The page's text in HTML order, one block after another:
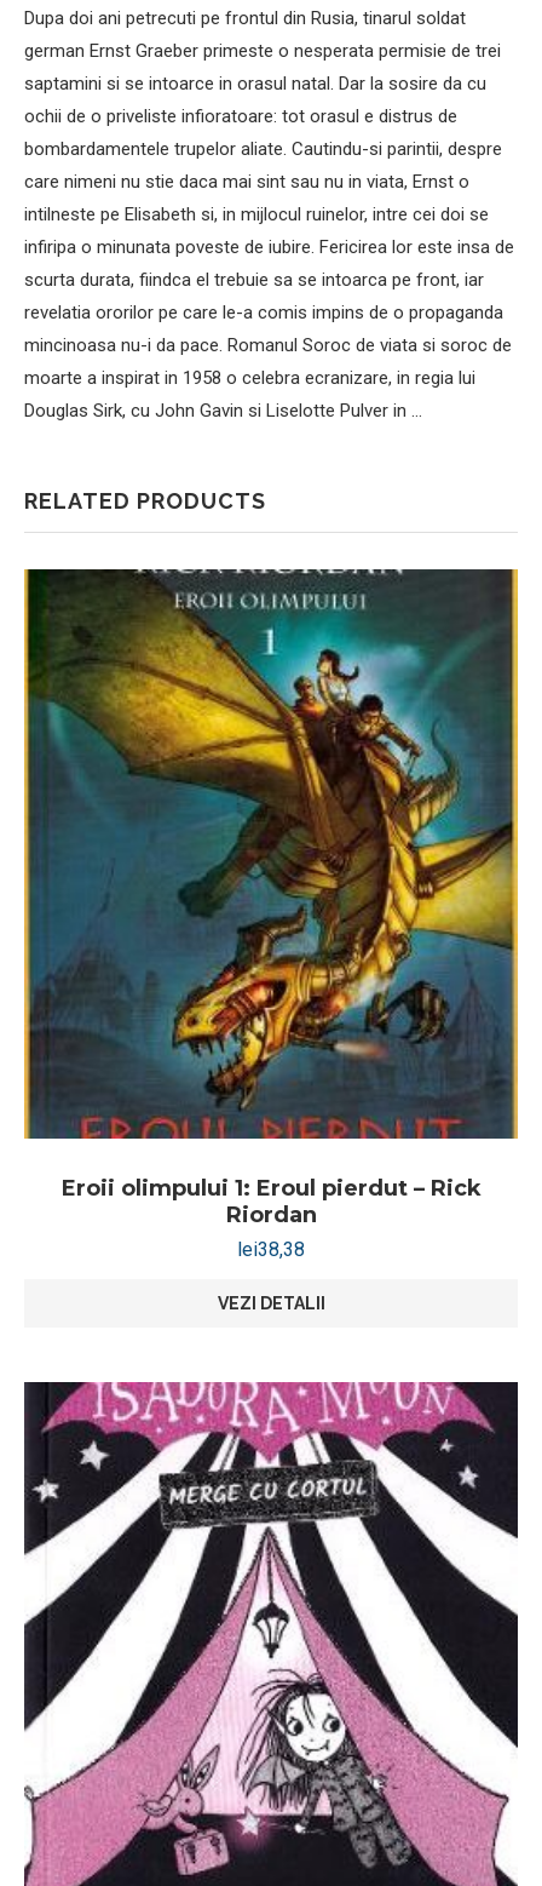
Dupa doi ani petrecuti pe frontul din Rusia, tinarul soldat
german Ernst Graeber primeste o nesperata permisie de trei
saptamini si se intoarce in orasul natal. Dar la sosire da cu
ochii de o priveliste infioratoare: tot orasul e distrus de
bombardamentele trupelor aliate. Cautindu-si parintii, despre
care nimeni nu stie daca mai sint sau nu in viata, Ernst o
intilneste pe Elisabeth si, in mijlocul ruinelor, intre cei doi se
infiripa o minunata poveste de iubire. Fericirea lor este insa de
scurta durata, fiindca el trebuie sa se intoarca pe front, iar
revelatia ororilor pe care le-a comis impins de o propaganda
mincinoasa nu-i da pace. Romanul Soroc de viata si soroc de
moarte a inspirat in 1958 o celebra ecranizare, in regia lui
Douglas Sirk, cu John Gavin si Liselotte Pulver in …
RELATED PRODUCTS
Eroii olimpului 1: Eroul pierdut – Rick
Riordan
lei38,38
VEZI DETALII